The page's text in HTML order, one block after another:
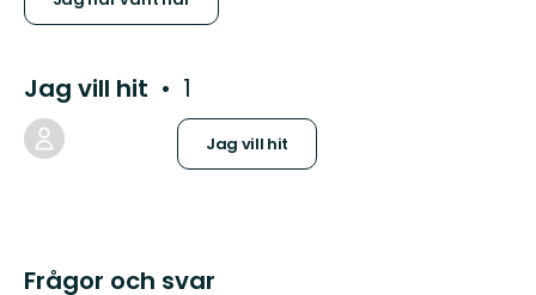
Jag vill hit 1
Jag vill hit
Frågor och svar